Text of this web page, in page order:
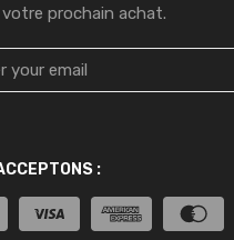
prochain achat.
: